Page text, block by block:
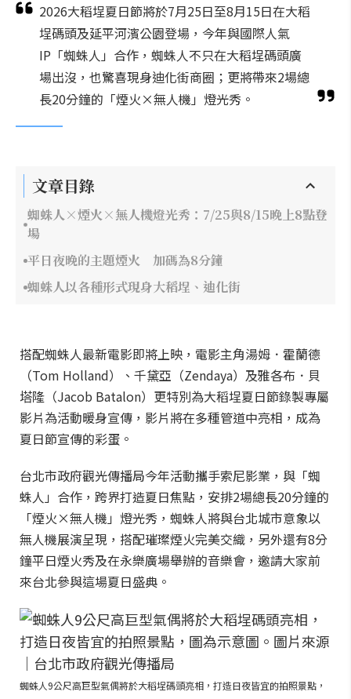
2026大稻埕夏日節將於7月25日至8月15日在大稻
埕碼頭及延平河濱公園登場，今年與國際人氣
IP「蜘蛛人」合作，蜘蛛人不只在大稻埕碼頭廣
場出沒，也驚喜現身迪化街商圈；更將帶來2場總
長20分鐘的「煙火×無人機」燈光秀。
文章目錄
蜘蛛人×煙火×無人機燈光秀：7/25與8/15晚上8點登
場
平日夜晚的主題煙火 加碼為8分鐘
蜘蛛人以各種形式現身大稻埕、迪化街
搭配蜘蛛人最新電影即將上映，電影主角湯姆．霍蘭德
（Tom Holland）、千黛亞（Zendaya）及雅各布．貝
塔隆（Jacob Batalon）更特別為大稻埕夏日節錄製專屬
影片為活動暖身宣傳，影片將在多種管道中亮相，成為
夏日節宣傳的彩蛋。
台北市政府觀光傳播局今年活動攜手索尼影業，與「蜘
蛛人」合作，跨界打造夏日焦點，安排2場總長20分鐘的
「煙火×無人機」燈光秀，蜘蛛人將與台北城市意象以
無人機展演呈現，搭配璀璨煙火完美交織，另外還有8分
鐘平日煙火秀及在永樂廣場舉辦的音樂會，邀請大家前
來台北參與這場夏日盛典。
蜘蛛人9公尺高巨型氣偶將於大稻埕碼頭亮相，打造日夜皆宜的拍照景點，